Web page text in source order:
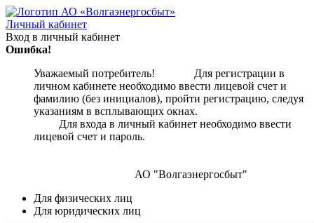
Личный кабинет
Вход в личный кабинет
Ошибка!
Уважаемый потребитель! Для регистрации в
личном кабинете необходимо ввести лицевой счет и
фамилию (без инициалов), пройти регистрацию, следуя
указаниям в всплывающих окнах.
Для входа в личный кабинет необходимо ввести
лицевой счет и пароль.
АО "Волгаэнергосбыт"
Для физических лиц
Для юридических лиц